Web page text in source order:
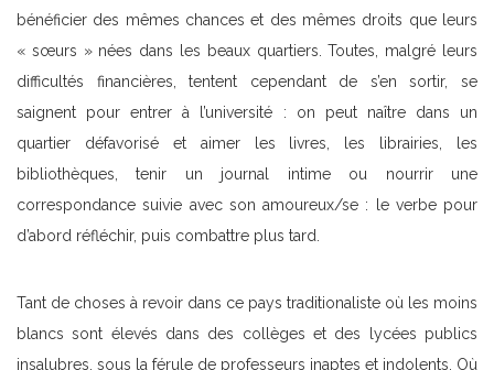
bénéficier des mêmes chances et des mêmes droits que leurs
« sœurs » nées dans les beaux quartiers. Toutes, malgré leurs
difficultés financières, tentent cependant de s’en sortir, se
saignent pour entrer à l’université : on peut naître dans un
quartier défavorisé et aimer les livres, les librairies, les
bibliothèques, tenir un journal intime ou nourrir une
correspondance suivie avec son amoureux/se : le verbe pour
d’abord réfléchir, puis combattre plus tard.
Tant de choses à revoir dans ce pays traditionaliste où les moins
blancs sont élevés dans des collèges et des lycées publics
insalubres, sous la férule de professeurs inaptes et indolents. Où